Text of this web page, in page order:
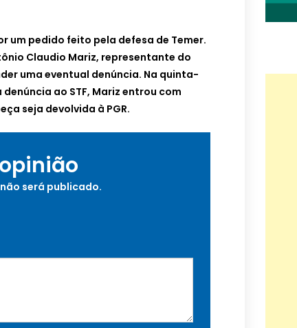
um pedido feito pela defesa de Temer.
Claudio Mariz, representante do
uma eventual denúncia. Na quinta-
ao STF, Mariz entrou com
seja devolvida à PGR.
será publicado.